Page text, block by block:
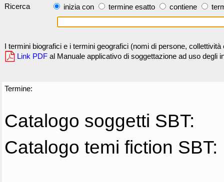
Ricerca inizia con termine esatto contiene
I termini biografici e i termini geografici (nomi di persone,
Link PDF al Manuale applicativo di soggettazione ad uso degli
Termine:
Catalogo soggetti SBT:
Catalogo temi fiction SBT: